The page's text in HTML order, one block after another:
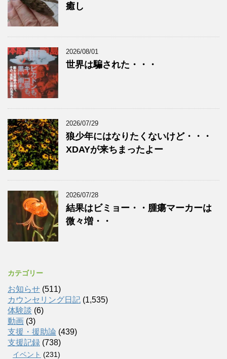
癒し
2026/08/01
世界は騙された・・・
2026/07/29
狼少年にはなりたくないけど・・・
XDAYが来ちまったよー
2026/07/28
結果はビミョー・・腫瘍マーカーは
微々増・・
カテゴリー
お知らせ (511)
カウンセリング日記 (1,535)
体験談 (6)
動画 (3)
支援・援助論 (439)
支援記録 (738)
イベント (231)